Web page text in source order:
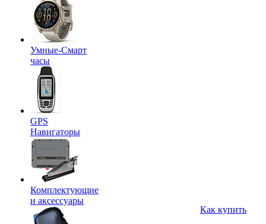
Умные-Смарт
часы
GPS
Навигаторы
Комплектующие
и аксессуары
Как купить